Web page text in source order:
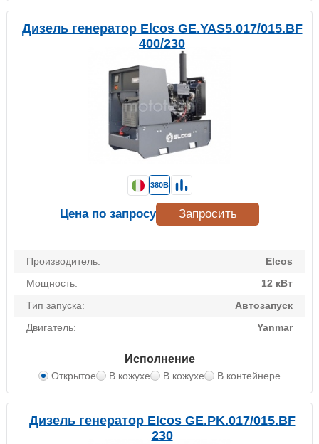
Дизель генератор Elcos GE.YAS5.017/015.BF
400/230
Производитель:
Elcos
Мощность:
12 кВт
Тип запуска:
Автозапуск
Двигатель:
Yanmar
Исполнение
Открытое В кожухе В кожухе В контейнере
380В
Цена по запросу Запросить
Дизель генератор Elcos GE.PK.017/015.BF
230